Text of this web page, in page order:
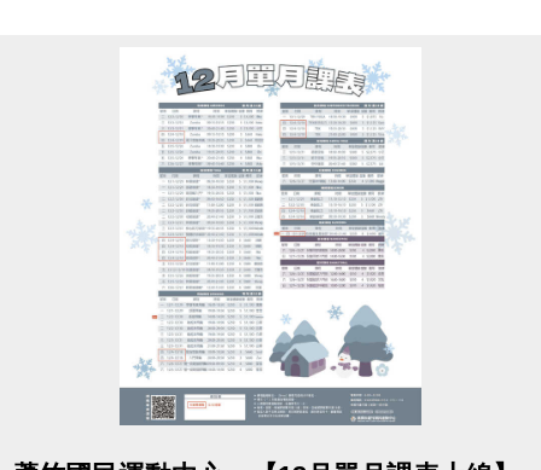
12/3～12/10：舊生原班續報 APP 9 折；臨櫃報名 95
12/11～12/31：APP 報名 9 折
12/31 前：多門課程享特別新年回饋，兩門 9 折；三
【原班學員定義】
曾參加完整 11–12 月期課程或 12 月單月課程，並開
班成功且無退費紀錄之學員。
詳細課程與報名方式，請洽現場櫃檯或來電詢問。
課務部：03-2639066 #115
桃園市蘆竹國民運動中心
所有資訊以中心公告為主，感謝您的支持與陪伴。